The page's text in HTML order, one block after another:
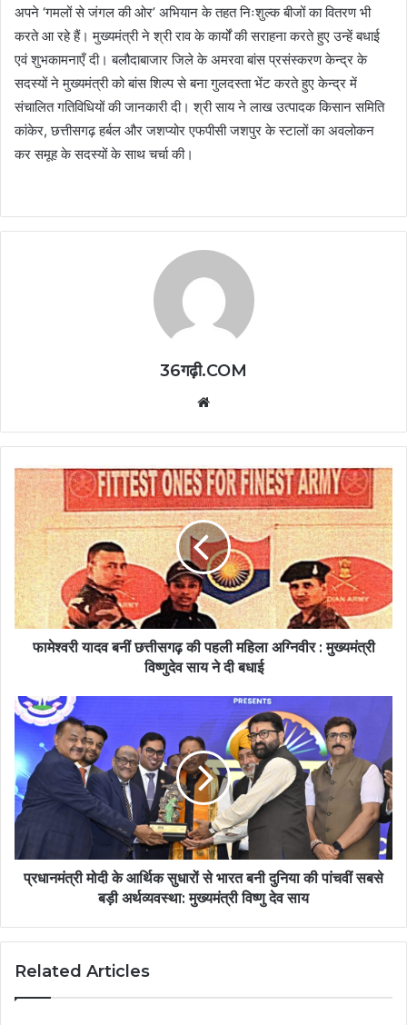
अपने ‘गमलों से जंगल की ओर’ अभियान के तहत निःशुल्क बीजों का वितरण भी
करते आ रहे हैं। मुख्यमंत्री ने श्री राव के कार्यों की सराहना करते हुए उन्हें बधाई
एवं शुभकामनाएँ दी। बलौदाबाजार जिले के अमरवा बांस प्रसंस्करण केन्द्र के
सदस्यों ने मुख्यमंत्री को बांस शिल्प से बना गुलदस्ता भेंट करते हुए केन्द्र में
संचालित गतिविधियों की जानकारी दी। श्री साय ने लाख उत्पादक किसान समिति
कांकेर, छत्तीसगढ़ हर्बल और जशप्योर एफपीसी जशपुर के स्टालों का अवलोकन
कर समूह के सदस्यों के साथ चर्चा की।
36गढ़ी.COM
फामेश्वरी यादव बनीं छत्तीसगढ़ की पहली महिला अग्निवीर : मुख्यमंत्री
विष्णुदेव साय ने दी बधाई
प्रधानमंत्री मोदी के आर्थिक सुधारों से भारत बनी दुनिया की पांचवीं सबसे
बड़ी अर्थव्यवस्था: मुख्यमंत्री विष्णु देव साय
Related Articles